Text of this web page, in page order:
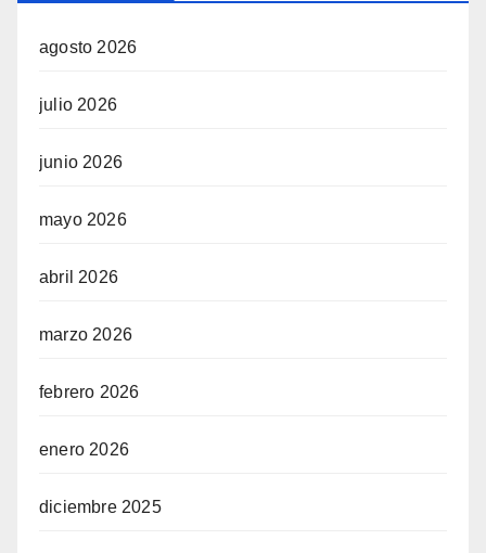
agosto 2026
julio 2026
junio 2026
mayo 2026
abril 2026
marzo 2026
febrero 2026
enero 2026
diciembre 2025